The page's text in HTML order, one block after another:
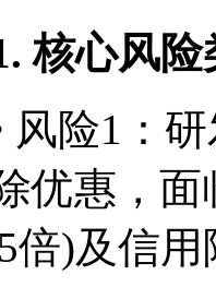
核心风险
1：研
优惠，
倍)及信用